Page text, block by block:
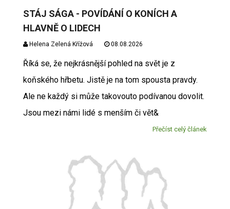
STÁJ SÁGA - POVÍDÁNÍ O KONÍCH A
HLAVNĚ O LIDECH
Helena Zelená Křížová 08.08.2026
Říká se, že nejkrásnější pohled na svět je z
koňského hřbetu. Jistě je na tom spousta pravdy.
Ale ne každý si může takovouto podívanou dovolit.
Jsou mezi námi lidé s menším či vět&
Přečíst celý článek